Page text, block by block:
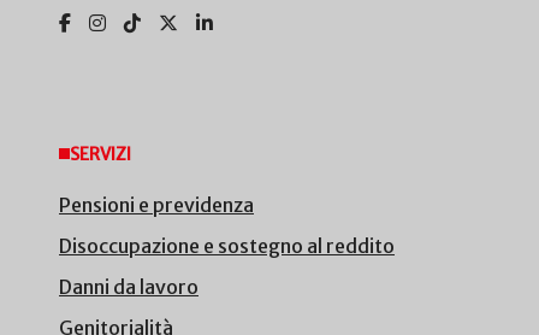
SERVIZI
Pensioni e previdenza
Disoccupazione e sostegno al reddito
Danni da lavoro
Genitorialità